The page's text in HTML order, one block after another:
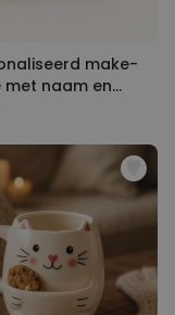
make-
met naam en